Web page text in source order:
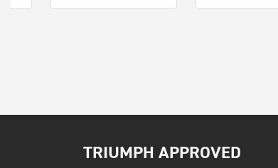
TRIUMPH APPROVED